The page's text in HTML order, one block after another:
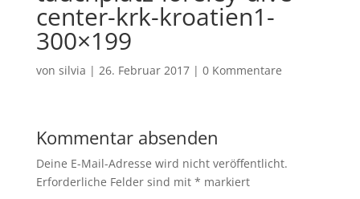
center-krk-kroatien1-
300×199
von silvia | 26. Februar 2017| 0 Kommentare
Kommentar absenden
Deine E-Mail-Adresse wird nicht veröffentlicht.
Erforderliche Felder sind mit * markiert